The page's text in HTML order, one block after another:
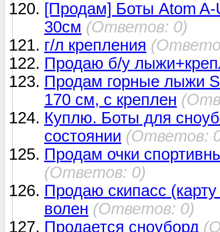
[Продам] Боты Atom A-
30см (Ответов: 0)
г/л крепления
Продаю б/у
Продам горные лыжи
170 см, с креплен
Куплю. Боты для
состоянии (Ответов:
Продам очки
(Ответов: 0)
Продаю скипасс
волен (Ответов: 0)
Продается сноуборд